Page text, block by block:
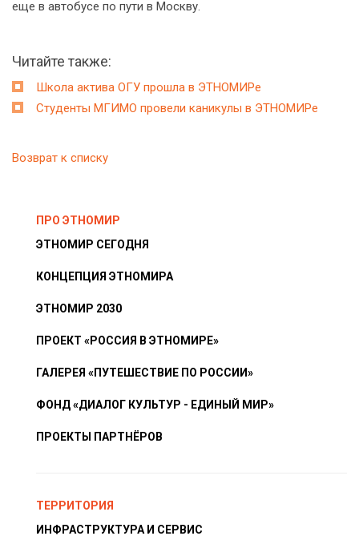
еще в автобусе по пути в Москву.
Читайте также:
Школа актива ОГУ прошла в ЭТНОМИРе
Студенты МГИМО провели каникулы в ЭТНОМИРе
Возврат к списку
ПРО ЭТНОМИР
ЭТНОМИР СЕГОДНЯ
КОНЦЕПЦИЯ ЭТНОМИРА
ЭТНОМИР 2030
ПРОЕКТ «РОССИЯ В ЭТНОМИРЕ»
ГАЛЕРЕЯ «ПУТЕШЕСТВИЕ ПО РОССИИ»
ФОНД «ДИАЛОГ КУЛЬТУР - ЕДИНЫЙ МИР»
ПРОЕКТЫ ПАРТНЁРОВ
ТЕРРИТОРИЯ
ИНФРАСТРУКТУРА И СЕРВИС